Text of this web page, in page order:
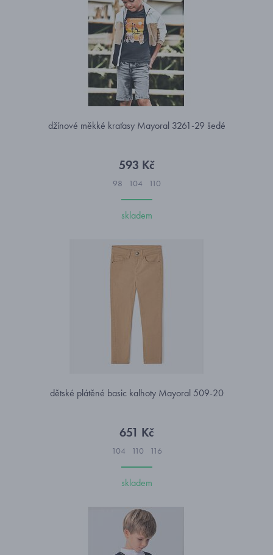
džínové měkké kraťasy Mayoral 3261-29 šedé
593 Kč
98 104 110
skladem
dětské plátěné basic kalhoty Mayoral 509-20
651 Kč
104 110 116
skladem